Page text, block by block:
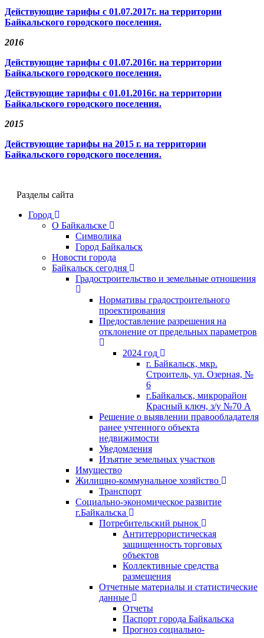
Действующие тарифы с 01.07.2017г. на территории
Байкальского городского поселения.
2016
Действующие тарифы с 01.07.2016г. на территории
Байкальского городского поселения.
Действующие тарифы с 01.01.2016г. на территории
Байкальского городского поселения.
2015
Действующие тарифы на 2015 г. на территории
Байкальского городского поселения.
Разделы сайта
Город
О Байкальске
Символика
Город Байкальск
Новости города
Байкальск сегодня
Градостроительство и земельные отношения
Нормативы градостроительного
проектирования
Предоставление разрешения на
отклонение от предельных параметров
2024 год
г. Байкальск, мкр.
Строитель, ул. Озерная, №
6
г.Байкальск, микрорайон
Красный ключ, з/у №70 А
Решение о выявлении правообладателя
ранее учтенного объекта
недвижимости
Уведомления
Изъятие земельных участков
Имущество
Жилищно-коммунальное хозяйство
Транспорт
Социально-экономическое развитие
г.Байкальска
Потребительский рынок
Антитеррористическая
защищенность торговых
объектов
Коллективные средства
размещения
Отчетные материалы и статистические
данные
Отчеты
Паспорт города Байкальска
Прогноз социально-